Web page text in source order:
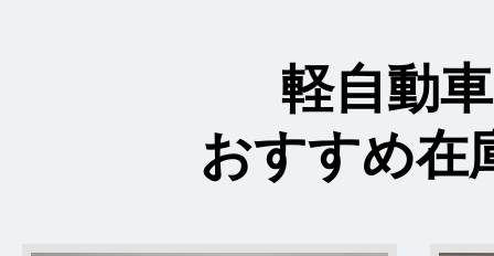
軽自動
おすすめ在